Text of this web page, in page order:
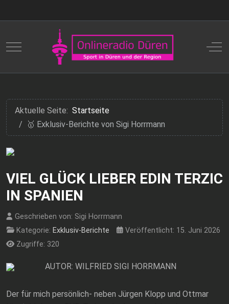
Mobile Menu Toggle
Aktuelle Seite: Startseite
🥇 Exklusiv-Berichte von Sigi Horrmann
VIEL GLÜCK LIEBER EDIN TERZIC
IN SPANIEN
Geschrieben von: Sigi Horrmann
Kategorie: Exklusiv-Berichte
Veröffentlicht: 15. Juni 2026
Zugriffe: 320
AUTOR: WILFRIED SIGI HORRMANN
Der für mich persönlich- neben Jürgen Klopp und Ottmar